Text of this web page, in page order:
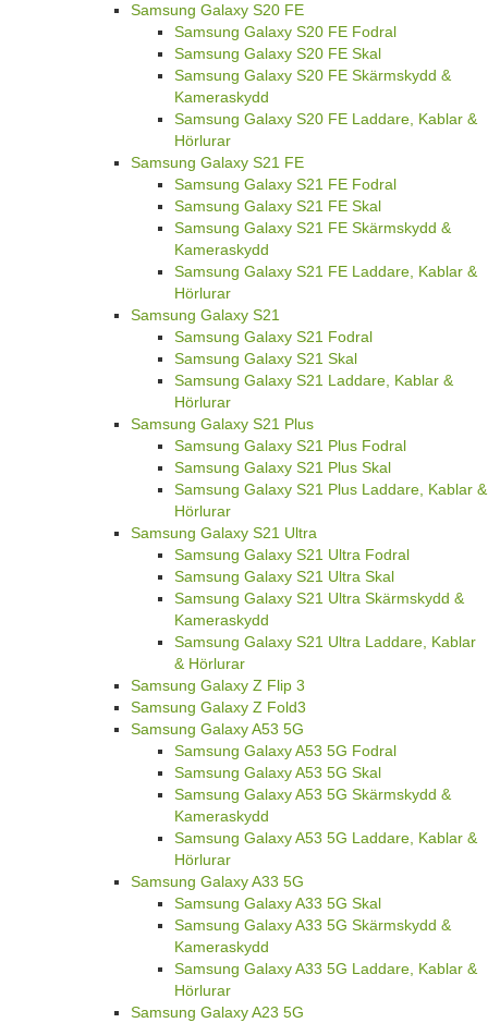
Samsung Galaxy S20 FE
Samsung Galaxy S20 FE Fodral
Samsung Galaxy S20 FE Skal
Samsung Galaxy S20 FE Skärmskydd &
Kameraskydd
Samsung Galaxy S20 FE Laddare, Kablar &
Hörlurar
Samsung Galaxy S21 FE
Samsung Galaxy S21 FE Fodral
Samsung Galaxy S21 FE Skal
Samsung Galaxy S21 FE Skärmskydd &
Kameraskydd
Samsung Galaxy S21 FE Laddare, Kablar &
Hörlurar
Samsung Galaxy S21
Samsung Galaxy S21 Fodral
Samsung Galaxy S21 Skal
Samsung Galaxy S21 Laddare, Kablar &
Hörlurar
Samsung Galaxy S21 Plus
Samsung Galaxy S21 Plus Fodral
Samsung Galaxy S21 Plus Skal
Samsung Galaxy S21 Plus Laddare, Kablar &
Hörlurar
Samsung Galaxy S21 Ultra
Samsung Galaxy S21 Ultra Fodral
Samsung Galaxy S21 Ultra Skal
Samsung Galaxy S21 Ultra Skärmskydd &
Kameraskydd
Samsung Galaxy S21 Ultra Laddare, Kablar
& Hörlurar
Samsung Galaxy Z Flip 3
Samsung Galaxy Z Fold3
Samsung Galaxy A53 5G
Samsung Galaxy A53 5G Fodral
Samsung Galaxy A53 5G Skal
Samsung Galaxy A53 5G Skärmskydd &
Kameraskydd
Samsung Galaxy A53 5G Laddare, Kablar &
Hörlurar
Samsung Galaxy A33 5G
Samsung Galaxy A33 5G Skal
Samsung Galaxy A33 5G Skärmskydd &
Kameraskydd
Samsung Galaxy A33 5G Laddare, Kablar &
Hörlurar
Samsung Galaxy A23 5G